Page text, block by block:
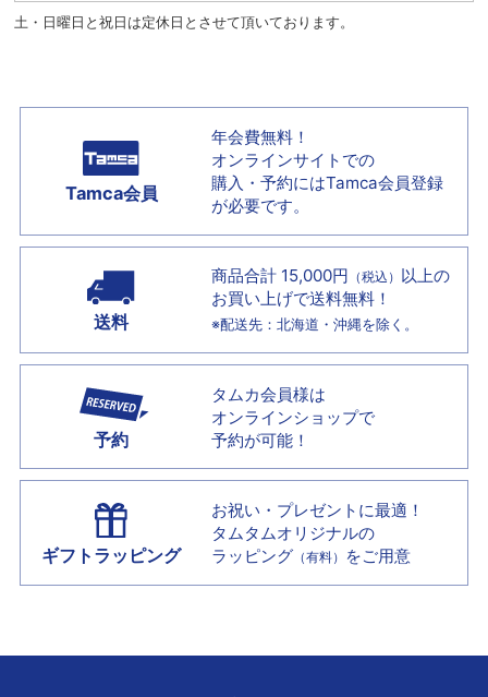
土・日曜日と祝日は定休日とさせて頂いております。
Tamca会員
年会費無料！
オンラインサイトでの
購入・予約にはTamca会員登録
が必要です。
送料
商品合計 15,000円 （税込） 以上の
お買い上げで送料無料！
※配送先：北海道・沖縄を除く。
予約
タムカ会員様は
オンラインショップで
予約が可能！
ギフトラッピング
お祝い・プレゼントに最適！
タムタムオリジナルの
ラッピング （有料） をご用意